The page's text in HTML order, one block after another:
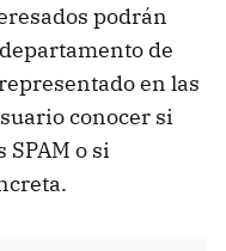
podrán
de
en las
conocer si
o si